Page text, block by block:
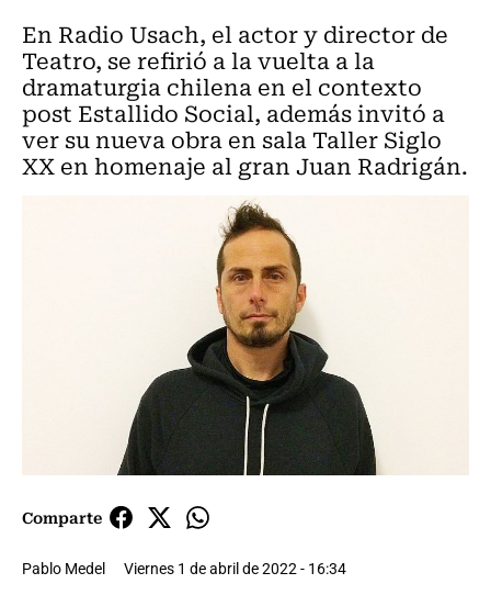
En Radio Usach, el actor y director de
Teatro, se refirió a la vuelta a la
dramaturgia chilena en el contexto
post Estallido Social, además invitó a
ver su nueva obra en sala Taller Siglo
XX en homenaje al gran Juan Radrigán.
Comparte
Pablo Medel Viernes 1 de abril de 2022 - 16:34